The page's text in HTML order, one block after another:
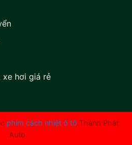
xe hơi giá rẻ
phim cách nhiệt ô tô Thành Phát
Auto.